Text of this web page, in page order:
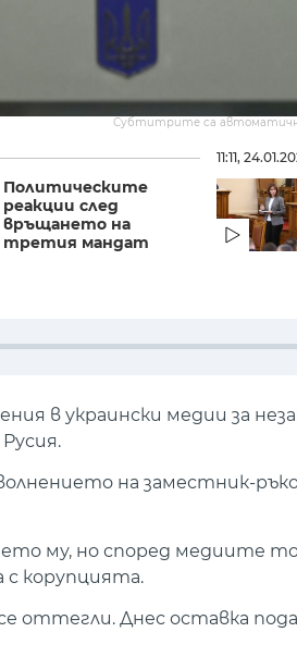
Субтитрите са
Политическите
реакции след
връщането на
третия мандат
11:11,
в украински медии за
на заместник-
му, но според медиите
корупцията.
оттегли. Днес оставка